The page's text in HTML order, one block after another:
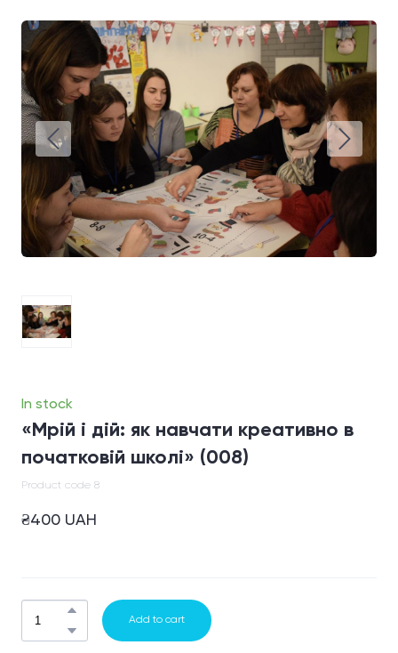
In stock
«Мрій і дій: як навчати креативно в
початковій школі» (008)
Product code 8
₴400 UAH
Add to cart